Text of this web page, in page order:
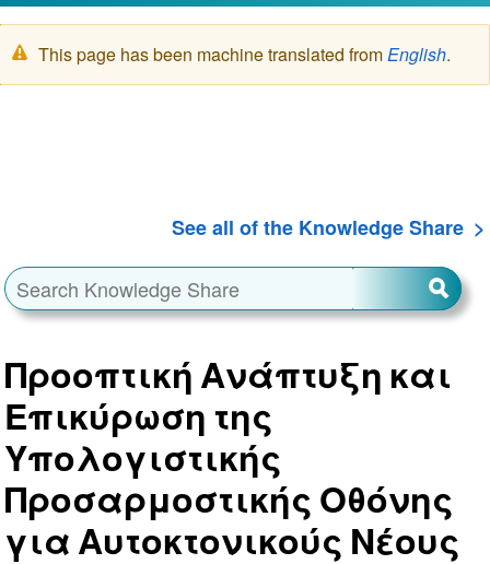
Μήνυμα
προειδοποίησης
This page has been machine translated fromEnglish.
See all of the Knowledge Share
Προοπτική Ανάπτυξη και
Επικύρωση της
Υπολογιστικής
Προσαρμοστικής Οθόνης
για Αυτοκτονικούς Νέους